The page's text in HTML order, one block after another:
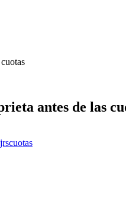
antes de las
cuotas